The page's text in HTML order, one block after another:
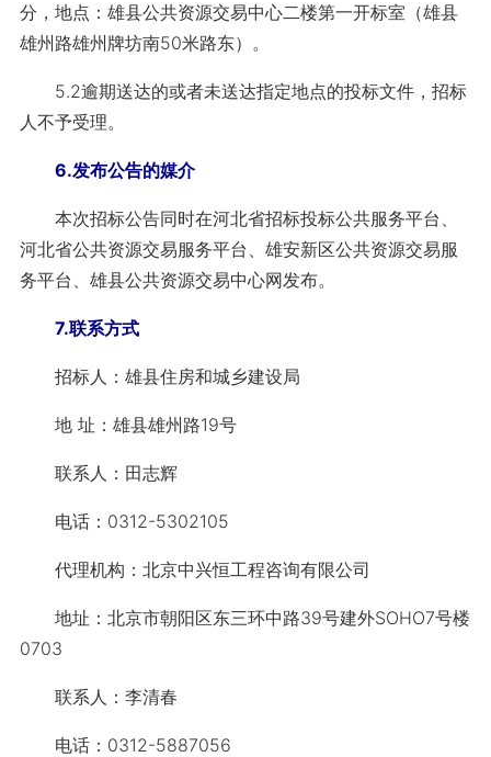
分，地点：雄县公共资源交易中心二楼第一开标室（雄县
雄州路雄州牌坊南50米路东）。
5.2逾期送达的或者未送达指定地点的投标文件，招标
人不予受理。
6.发布公告的媒介
本次招标公告同时在河北省招标投标公共服务平台、
河北省公共资源交易服务平台、雄安新区公共资源交易服
务平台、雄县公共资源交易中心网发布。
7.联系方式
招标人：雄县住房和城乡建设局
地 址：雄县雄州路19号
联系人：田志辉
电话：0312-5302105
代理机构：北京中兴恒工程咨询有限公司
地址：北京市朝阳区东三环中路39号建外SOHO7号楼
0703
联系人：李清春
电话：0312-5887056